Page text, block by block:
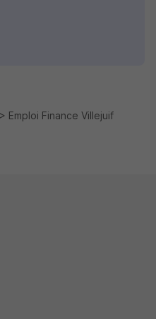
Emploi Finance Villejuif